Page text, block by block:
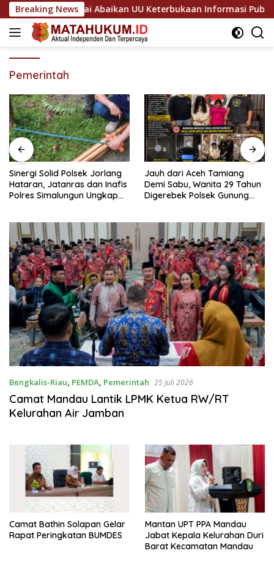
Langsung
ke
konten
Breaking News
Dinilai Abaikan UU Keterbukaan Informasi Publik
Pemerintah
Sinergi Solid Polsek Jorlang
Hataran, Jatanras dan Inafis
Polres Simalungun Ungkap
Jauh dari Aceh Tamiang
Demi Sabu, Wanita 29 Tahun
Digerebek Polsek Gunung
Tahun Warga Setempat
Bengkalis-Riau, PEMDA, Pemerintah 25 Juli 2026
Camat Mandau Lantik LPMK Ketua RW/RT
Kelurahan Air Jamban
Camat Bathin Solapan Gelar
Rapat Peringkatan BUMDES
Mantan UPT PPA Mandau
Jabat Kepala Kelurahan Duri
Barat Kecamatan Mandau